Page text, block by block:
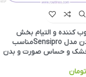
کننده و التیام بخش
اتوپیا آردن مدل Sensiproمناسب
و حساس صورت و بدن
تومان